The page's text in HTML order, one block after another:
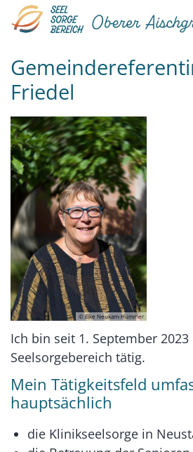
Zum Inhalt springen
Friedel
© Elke Neukam-Hümmer
Ich bin seit 1. September 2023
Seelsorgebereich tätig.
Mein Tätigkeitsfeld
hauptsächlich
die Klinikseelsorge in